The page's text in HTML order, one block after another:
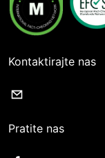
Kontaktirajte nas
Pratite nas